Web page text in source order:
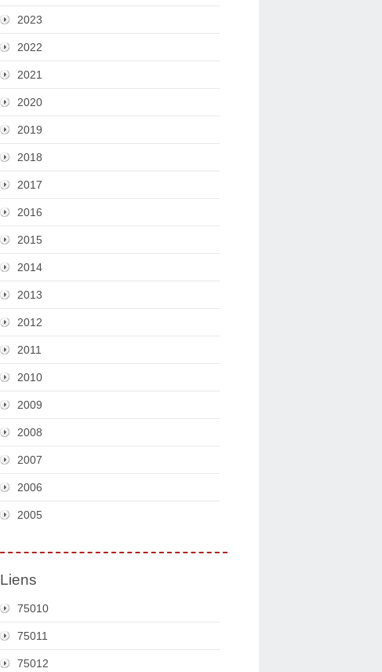
2023
2022
2021
2020
2019
2018
2017
2016
2015
2014
2013
2012
2011
2010
2009
2008
2007
2006
2005
Liens
75010
75011
75012